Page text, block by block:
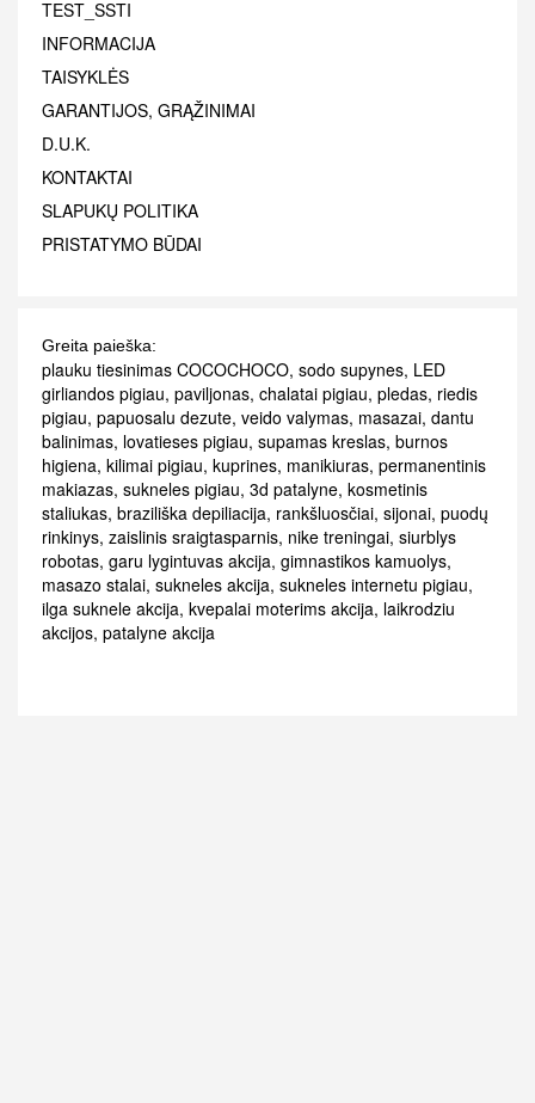
TEST_SSTI
INFORMACIJA
TAISYKLĖS
GARANTIJOS, GRĄŽINIMAI
D.U.K.
KONTAKTAI
SLAPUKŲ POLITIKA
PRISTATYMO BŪDAI
Greita paieška:
plauku tiesinimas COCOCHOCO, sodo supynes, LED
girliandos pigiau, paviljonas, chalatai pigiau, pledas, riedis
pigiau, papuosalu dezute, veido valymas, masazai, dantu
balinimas, lovatieses pigiau, supamas kreslas, burnos
higiena, kilimai pigiau, kuprines, manikiuras, permanentinis
makiazas, sukneles pigiau, 3d patalyne, kosmetinis
staliukas, braziliška depiliacija, rankšluosčiai, sijonai, puodų
rinkinys, zaislinis sraigtasparnis, nike treningai, siurblys
robotas, garu lygintuvas akcija, gimnastikos kamuolys,
masazo stalai, sukneles akcija, sukneles internetu pigiau,
ilga suknele akcija, kvepalai moterims akcija, laikrodziu
akcijos, patalyne akcija